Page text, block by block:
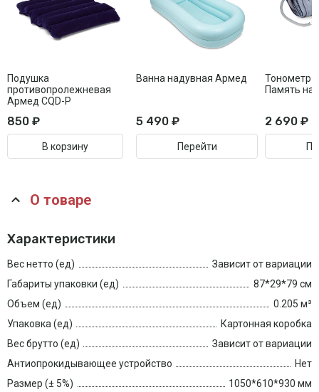
Подушка
противопролежневая
Армед CQD-P
850 ₽
В корзину
Ванна надувная Армед
5 490 ₽
Перейти
Тонометр
Память на
2 690 ₽
О товаре
Характеристики
Вес нетто (ед)
Зависит от вариации
Габариты упаковки (ед)
87*29*79 см
Объем (ед)
0.205 м³
Упаковка (ед)
Картонная коробка
Вес брутто (ед)
Зависит от вариации
Антиопрокидывающее устройство
Нет
Размер (± 5%)
1050*610*930 мм